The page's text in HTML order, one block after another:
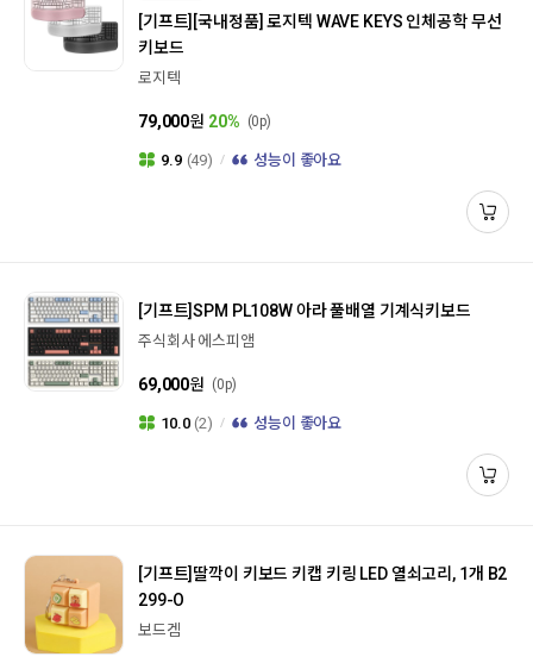
[기프트] [국내정품] 로지텍 WAVE KEYS 인체공학 무선
키보드
로지텍
79,000원 20% (0p)
9.9 (49) 성능이 좋아요
[기프트]SPM PL108W 아라 풀배열 기계식키보드
주식회사 에스피앰
69,000원 (0p)
10.0 (2) 성능이 좋아요
[기프트] 딸깍이 키보드 키캡 키링 LED 열쇠고리, 1개 B2
299-O
보드겜